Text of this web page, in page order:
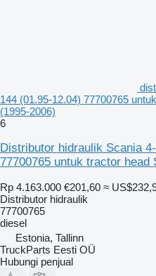
144 (01.95-12.04) 77700765
(1995-2006)
6
Distributor hidraulik Scania
77700765 untuk tractor head
Rp 4.163.000 €201,60 ≈
Distributor hidraulik
77700765
diesel
Estonia, Tallinn
TruckParts Eesti OÜ
Hubungi penjual